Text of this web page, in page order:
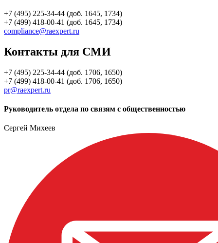
+7 (495) 225-34-44 (доб. 1645, 1734)
+7 (499) 418-00-41 (доб. 1645, 1734)
compliance@raexpert.ru
Контакты для СМИ
+7 (495) 225-34-44 (доб. 1706, 1650)
+7 (499) 418-00-41 (доб. 1706, 1650)
pr@raexpert.ru
Руководитель отдела по связям с общественностью
Сергей Михеев